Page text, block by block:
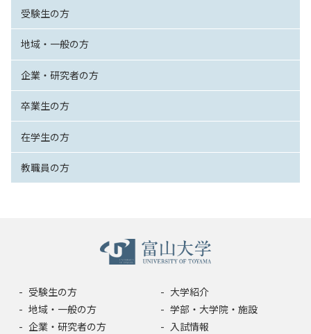
受験生の方
地域・一般の方
企業・研究者の方
卒業生の方
在学生の方
教職員の方
受験生の方
地域・一般の方
企業・研究者の方
大学紹介
学部・大学院・施設
入試情報